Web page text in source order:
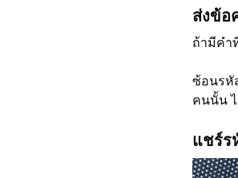
ส่งข้อ
ถ้ามีคำ
ซ้อนรหั
คนนั้น
แชร์ร